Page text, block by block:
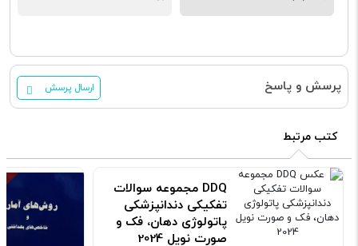
پرسش و پاسخ ارسال پرسش
کتب مرتبط
DDQ مجموعه سوالات
تفکیکی دندانپزشکی
پاتولوژی دهان، فک و
صورت نویل 2024